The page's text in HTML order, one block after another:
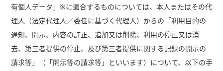
有個人データ」※に適合するものについては、本人またはその代
理人（法定代理人／委任に基づく代理人）からの「利用目的の
通知、開示、内容の訂正、追加又は削除、利用の停止又は消
去、第三者提供の停止、及び第三者提供に関する記録の開示の
請求等」（「開示等の請求等」といいます）について、以下の手